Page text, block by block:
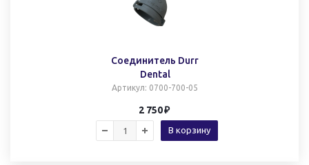
Cоединитель Durr
Dental
Артикул: 0700-700-05
2 750
В корзину